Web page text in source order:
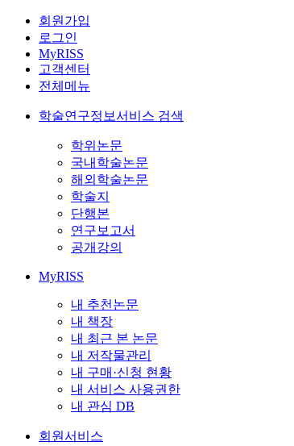
회원가입
로그인
MyRISS
고객센터
전체메뉴
학술연구정보서비스 검색
학위논문
국내학술논문
해외학술논문
학술지
단행본
연구보고서
공개강의
MyRISS
내 추천논문
내 책장
내 최근 본 논문
내 저작물관리
내 구매·신청 현황
내 서비스 사용권한
내 관심 DB
회원서비스